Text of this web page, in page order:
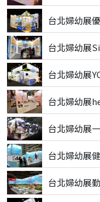
台北婦幼展
台北婦幼展
台北婦幼展
台北婦幼展
台北婦幼展
台北婦幼展
台北婦幼展